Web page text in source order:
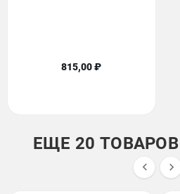
815,00 ₽
ЕЩЕ 20
 